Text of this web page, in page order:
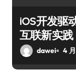
iOS开发驱
互联新实践
dawei 4